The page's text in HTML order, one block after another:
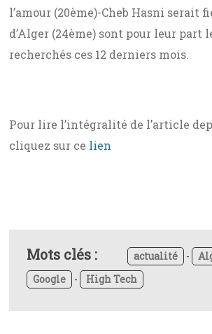
l’amour (20ème)-Cheb Hasni serait
d’Alger (24ème) sont pour leur part
recherchés ces 12 derniers mois.
Pour lire l’intégralité de l’article
cliquez sur ce lien
Mots clés : actualité -
Google
- High Tech